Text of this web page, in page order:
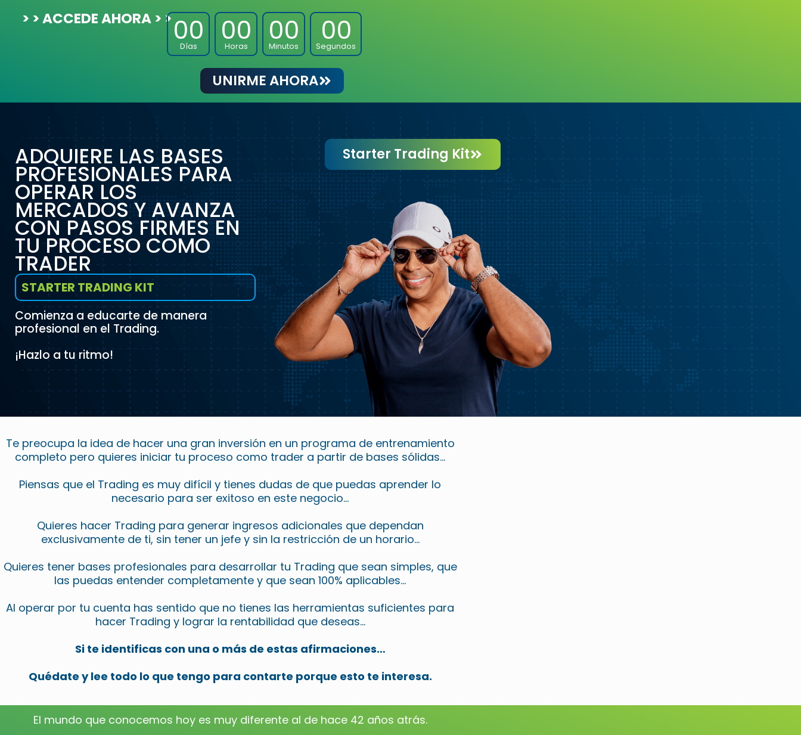
> > ACCEDE AHORA > >00
Días 00
Horas 00
Minutos 00
Segundos
UNIRME AHORA
ADQUIERE LAS BASES
PROFESIONALES PARA
OPERAR LOS
MERCADOS Y AVANZA
CON PASOS FIRMES EN
TU PROCESO COMO
TRADER
STARTER TRADING KIT
Comienza a educarte de manera
profesional en el Trading.
¡Hazlo a tu ritmo!
Starter Trading Kit
Te preocupa la idea de hacer una gran inversión en un programa de entrenamiento
completo pero quieres iniciar tu proceso como trader a partir de bases sólidas…
Piensas que el Trading es muy difícil y tienes dudas de que puedas aprender lo
necesario para ser exitoso en este negocio…
Quieres hacer Trading para generar ingresos adicionales que dependan
exclusivamente de ti, sin tener un jefe y sin la restricción de un horario…
Quieres tener bases profesionales para desarrollar tu Trading que sean simples, que
las puedas entender completamente y que sean 100% aplicables…
Al operar por tu cuenta has sentido que no tienes las herramientas suficientes para
hacer Trading y lograr la rentabilidad que deseas…
Si te identificas con una o más de estas afirmaciones…
Quédate y lee todo lo que tengo para contarte porque esto te interesa.
El mundo que conocemos hoy es muy diferente al de hace 42 años atrás.